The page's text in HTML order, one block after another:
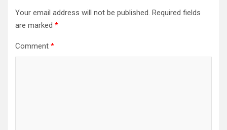
Your email address will not be published. Required fields
are marked *
Comment *